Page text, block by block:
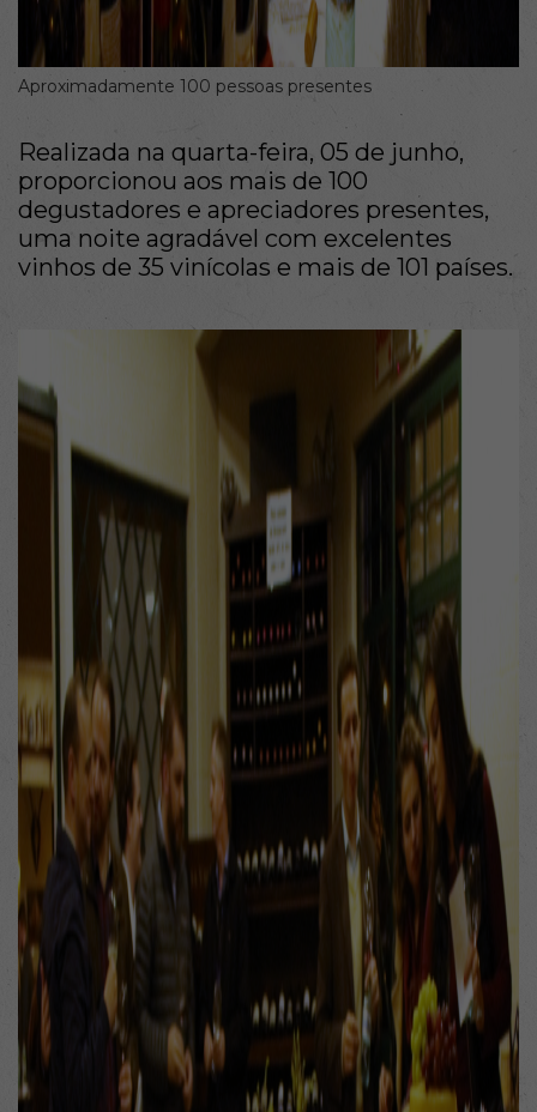
Aproximadamente 100 pessoas presentes
Realizada na quarta-feira, 05 de junho,
proporcionou aos mais de 100
degustadores e apreciadores presentes,
uma noite agradável com excelentes
vinhos de 35 vinícolas e mais de 101 países.